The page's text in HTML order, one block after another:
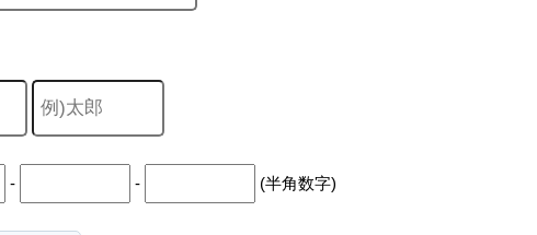
- - (半角数字)